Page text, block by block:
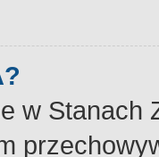
w Stanach